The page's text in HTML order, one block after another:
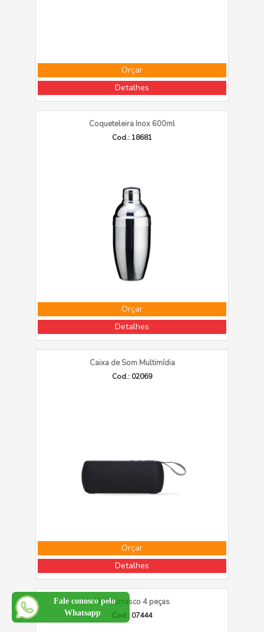
Orçar
Detalhes
Coqueteleira Inox 600ml
Cod.: 18681
Orçar
Detalhes
Caixa de Som Multimídia
Cod.: 02069
Orçar
Detalhes
Kit Churrasco 4 peças
Cod.: 07444
Fale conosco pelo
Whatsapp